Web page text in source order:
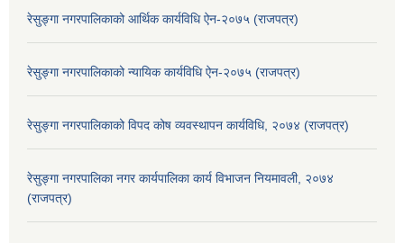
रेसुङ्गा नगरपालिकाको आर्थिक कार्यविधि ऐन-२०७५ (राजपत्र)
रेसुङ्गा नगरपालिकाको न्यायिक कार्यविधि ऐन-२०७५ (राजपत्र)
रेसुङ्गा नगरपालिकाको विपद कोष व्यवस्थापन कार्यविधि, २०७४ (राजपत्र)
रेसुङ्गा नगरपालिका नगर कार्यपालिका कार्य विभाजन नियमावली, २०७४
(राजपत्र)